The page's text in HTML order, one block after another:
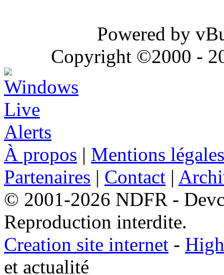
Powered by
Copyright ©2000 -
À propos | Mentions légales
Partenaires | Contact |
© 2001-2026 NDFR -
Reproduction interdite.
Creation site internet -
et actualité